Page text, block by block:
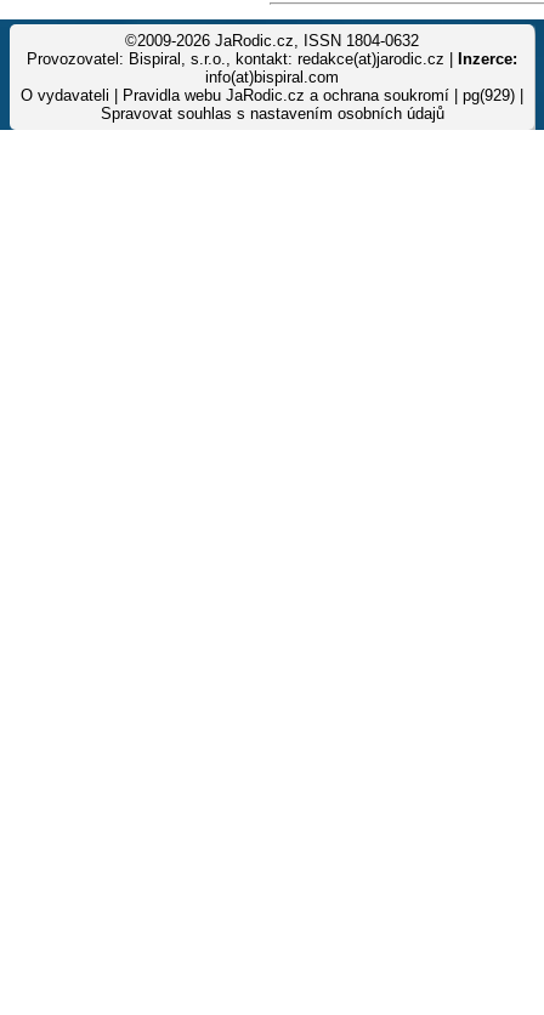
©2009-2026 JaRodic.cz, ISSN 1804-0632
Provozovatel: Bispiral, s.r.o., kontakt: redakce(at)jarodic.cz |
Inzerce:
info(at)bispiral.com
O vydavateli
Pravidla webu JaRodic.cz a ochrana soukromí | pg(929) |
Spravovat souhlas s nastavením osobních údajů